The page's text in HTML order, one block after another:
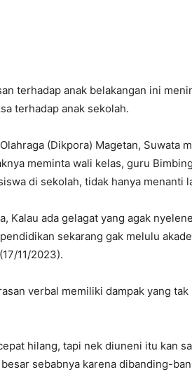
terhadap anak belakangan ini
terhadap anak sekolah.
(Dikpora) Magetan, Suwata
meminta wali kelas, guru
di sekolah, tidak hanya menanti
Kalau ada gelagat yang agak
sekarang gak melulu
11/2023).
verbal memiliki dampak yang
hilang, tapi nek diuneni itu kan
sebabnya karena dibanding-